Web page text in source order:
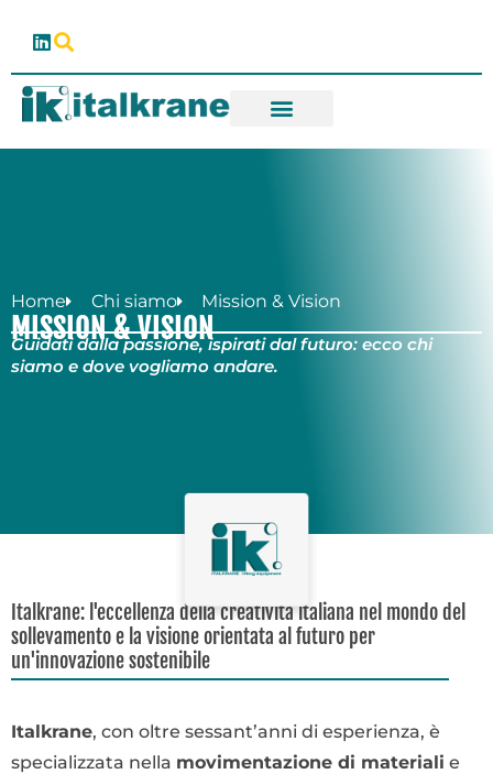
Home Chi siamo Mission & Vision
MISSION & VISION
Guidati dalla passione, ispirati dal futuro: ecco chi
siamo e dove vogliamo andare.
Italkrane: l'eccellenza della creatività italiana nel mondo del
sollevamento e la visione orientata al futuro per
un'innovazione sostenibile
Italkrane, con oltre sessant’anni di esperienza, è
specializzata nella movimentazione di materiali e